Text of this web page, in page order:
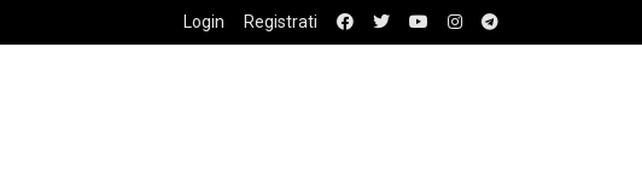
Login Registrati